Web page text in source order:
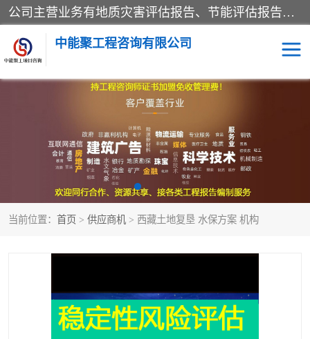
公司主营业务有地质灾害评估报告、节能评估报告、水土保持验收、水资源论证、土地复垦报告、项目可行性研究报告等。是经国家工商总局批准，在法律、法规、决定规定禁止的不得经营；法律、法规、决定规定应当许可（审批）的，经审批机关批准后凭许可（审批）文件经营;法律、法规，市场主体自主选择经营。
中能聚工程咨询有限公司
当前位置： 首页 > 供应商机 > 西藏土地复垦 水保方案 机构
水资源论证报告 土地复垦报告
地质灾害评估报告 工程项目验收报告
节能评估报告